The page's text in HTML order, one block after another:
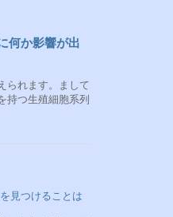
何か影響が出
られます。まして
持つ生殖細胞系列
見つけることは